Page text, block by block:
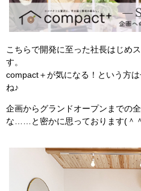
こちらで開発に至った社長はじめ
す。
compact＋が気になる！という方
ね♪
企画からグランドオープンまでの
な……と密かに思っております(＾